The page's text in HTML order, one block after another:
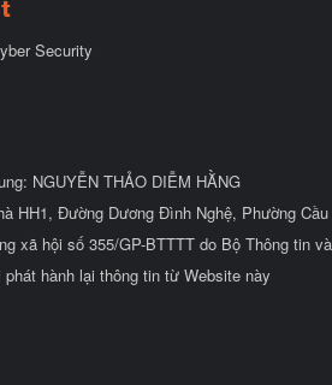
Security
NGUYỄN THẢO DIỄM HẰNG
HH1, Đường Dương Đình Nghệ, Phường
xã hội số 355/GP-BTTTT do Bộ Thông tin
hành lại thông tin từ Website này